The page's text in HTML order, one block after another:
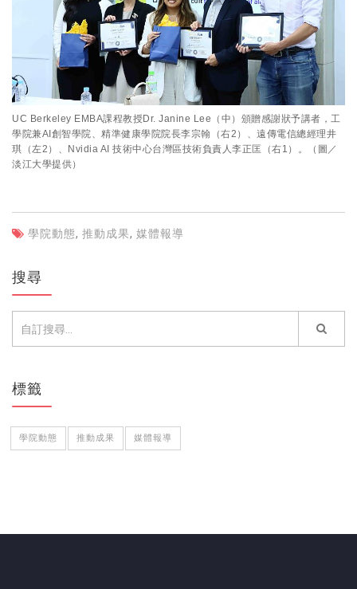
UC Berkeley EMBA課程教授Dr. Janine Lee（中）頒贈感謝狀予講者，工
學院兼AI創智學院、精準健康學院院長李宗翰（右2）、遠傳電信總經理井
琪（左2）、Nvidia AI 技術中心台灣區技術負責人李正匡（右1）。（圖／
淡江大學提供）
學院動態, 推動成果, 媒體報導
搜尋
標籤
學院動態 推動成果 媒體報導